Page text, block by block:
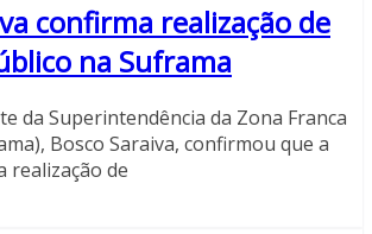
confirma realização de
na Suframa
da Superintendência da Zona Franca
Bosco Saraiva, confirmou que a
realização de